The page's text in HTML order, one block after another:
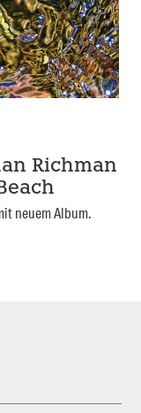
Richman
neuem Album.